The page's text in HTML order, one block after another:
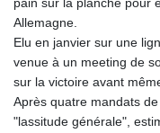
pain sur la planche pour
Allemagne.
Elu en janvier sur une
venue à un meeting de
sur la victoire avant
Après quatre mandats
"lassitude générale",